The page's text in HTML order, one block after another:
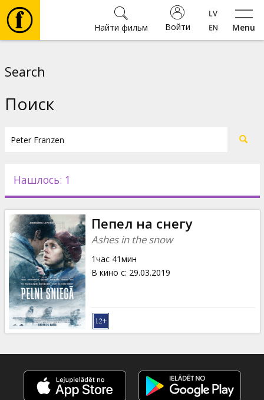
Menu
Войти
Найти фильм
Новости
Подарки
Кинозакуски
B2B
Клуб
Search
Поиск
Нашлось: 1
Пепел на снегу
Ashes in the snow
1час 41мин
В кино с: 29.03.2019